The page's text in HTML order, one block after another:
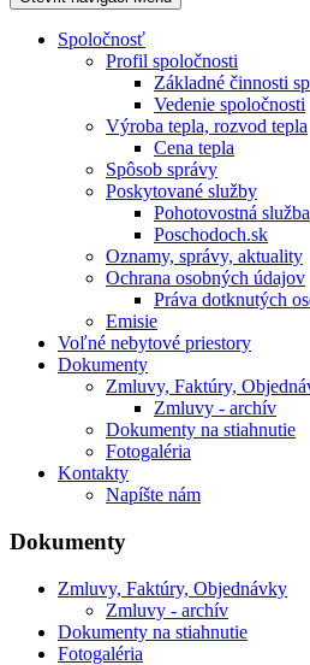
Spoločnosť
Profil spoločnosti
Základné činnosti
Vedenie spoločnosti
Výroba tepla, rozvod tepla
Cena tepla
Spôsob správy
Poskytované služby
Pohotovostná služba
Poschodoch.sk
Oznamy, správy, aktuality
Ochrana osobných údajov
Práva dotknutých
Emisie
Voľné nebytové priestory
Dokumenty
Zmluvy, Faktúry,
Zmluvy - archív
Dokumenty na stiahnutie
Fotogaléria
Kontakty
Napíšte nám
Dokumenty
Zmluvy, Faktúry, Objednávky
Zmluvy - archív
Dokumenty na stiahnutie
Fotogaléria